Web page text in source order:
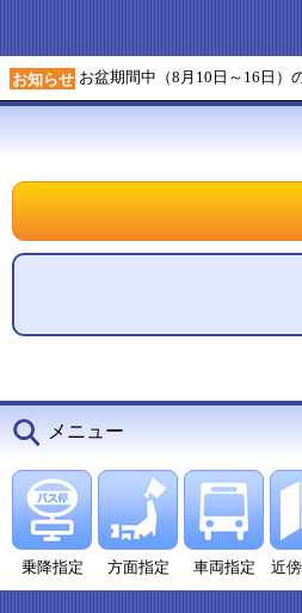
お知らせ お盆期間中（8月10日～16日）
メニュー
乗降指定 方面指定 車両指定 近